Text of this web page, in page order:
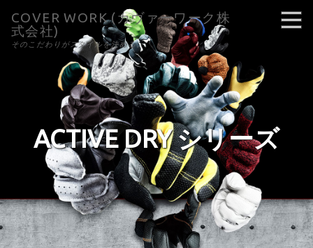
COVER WORK (カヴァーワーク株
式会社)
そのこだわりがスタイルを決める。
ACTIVE DRY シリーズ